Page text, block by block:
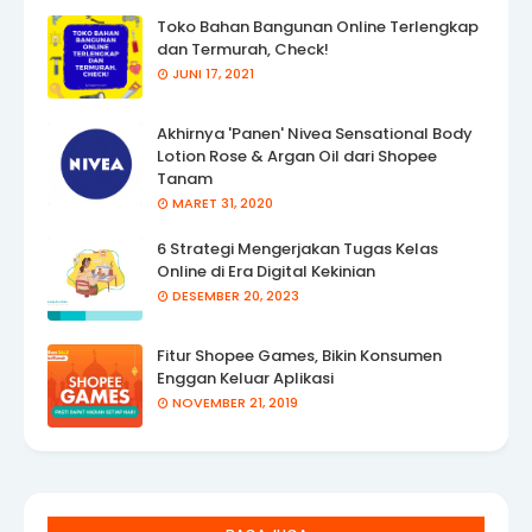
Toko Bahan Bangunan Online Terlengkap
dan Termurah, Check!
JUNI 17, 2021
Akhirnya 'Panen' Nivea Sensational Body
Lotion Rose & Argan Oil dari Shopee
Tanam
MARET 31, 2020
6 Strategi Mengerjakan Tugas Kelas
Online di Era Digital Kekinian
DESEMBER 20, 2023
Fitur Shopee Games, Bikin Konsumen
Enggan Keluar Aplikasi
NOVEMBER 21, 2019